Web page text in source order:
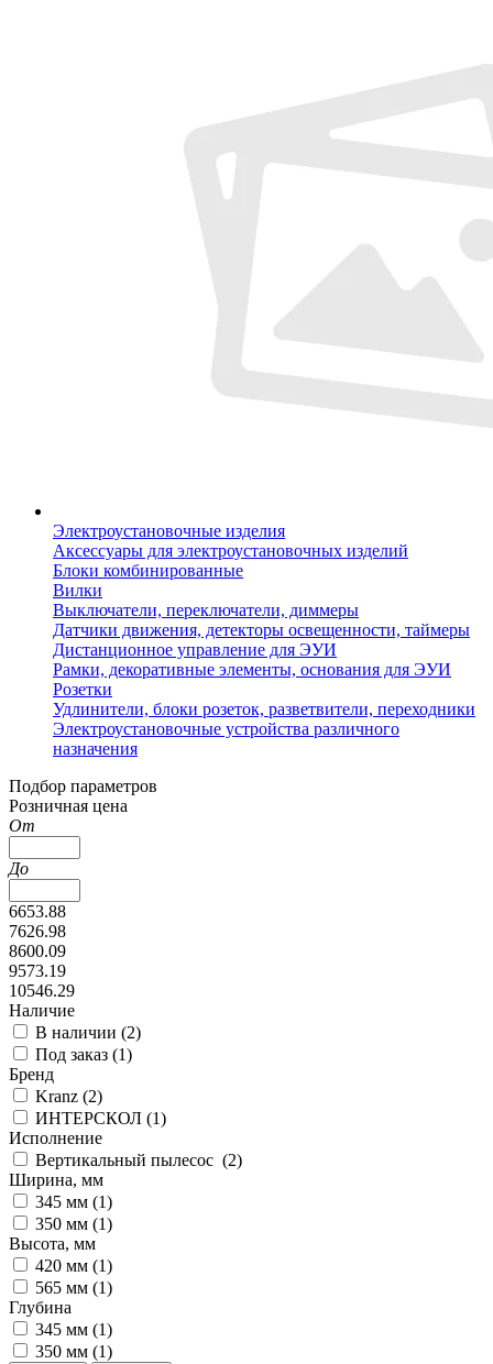
Электроустановочные изделия
Аксессуары для электроустановочных изделий
Блоки комбинированные
Вилки
Выключатели, переключатели, диммеры
Датчики движения, детекторы освещенности, таймеры
Дистанционное управление для ЭУИ
Рамки, декоративные элементы, основания для ЭУИ
Розетки
Удлинители, блоки розеток, разветвители, переходники
Электроустановочные устройства различного
назначения
Подбор параметров
Розничная цена
От
До
6653.88
7626.98
8600.09
9573.19
10546.29
Наличие
В наличии (2)
Под заказ (1)
Бренд
Kranz (2)
ИНТЕРСКОЛ (1)
Исполнение
Вертикальный пылесос (2)
Ширина, мм
345 мм (1)
350 мм (1)
Высота, мм
420 мм (1)
565 мм (1)
Глубина
345 мм (1)
350 мм (1)